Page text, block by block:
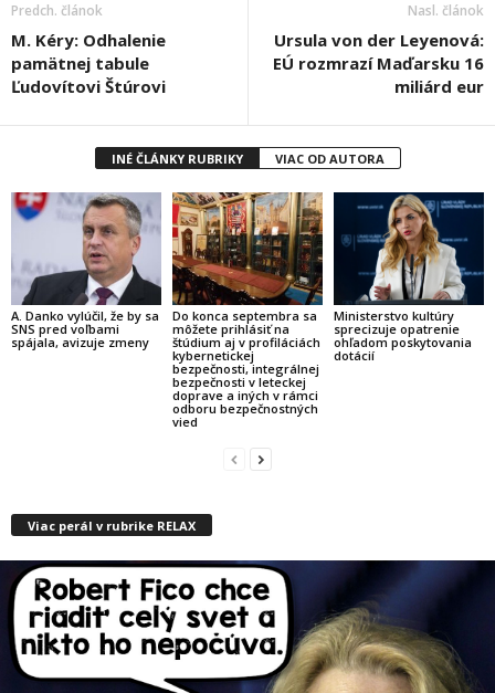
Predch. článok
M. Kéry: Odhalenie
pamätnej tabule
Ľudovítovi Štúrovi
Nasl. článok
Ursula von der Leyenová:
EÚ rozmrazí Maďarsku 16
miliárd eur
INÉ ČLÁNKY RUBRIKY VIAC OD AUTORA
A. Danko vylúčil, že by sa
SNS pred voľbami
spájala, avizuje zmeny
Do konca septembra sa
môžete prihlásiť na
štúdium aj v profiláciách
kybernetickej
bezpečnosti, integrálnej
bezpečnosti v leteckej
doprave a iných v rámci
odboru bezpečnostných
vied
Ministerstvo kultúry
sprecizuje opatrenie
ohľadom poskytovania
dotácií
Viac perál v rubrike RELAX